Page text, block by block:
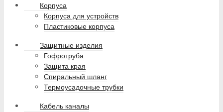
Корпуса
Корпуса для устройств
Пластиковые корпуса
Защитные изделия
Гофротруба
Защита края
Спиральный шланг
Термоусадочные трубки
Кабель каналы